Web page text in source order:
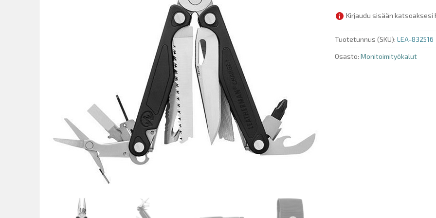
Kirjaudu sisään katsoaksesi
Tuotetunnus (SKU): LEA-832516
Osasto: Monitoimityökalut